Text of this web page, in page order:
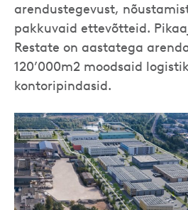
arendustegevust,
pakkuvaid ettevõtteid.
Restate on aastatega
120’000m2 moodsaid
kontoripindasid.